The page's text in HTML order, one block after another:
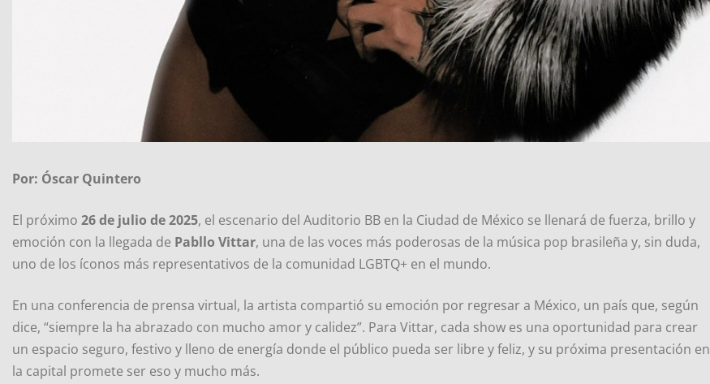
Por: Óscar Quintero
El próximo 26 de julio de 2025, el escenario del Auditorio BB en la Ciudad de México se llenará de fuerza, brillo y
emoción con la llegada de Pabllo Vittar, una de las voces más poderosas de la música pop brasileña y, sin duda,
uno de los íconos más representativos de la comunidad LGBTQ+ en el mundo.
En una conferencia de prensa virtual, la artista compartió su emoción por regresar a México, un país que, según
dice, “siempre la ha abrazado con mucho amor y calidez”. Para Vittar, cada show es una oportunidad para crear
un espacio seguro, festivo y lleno de energía donde el público pueda ser libre y feliz, y su próxima presentación en
la capital promete ser eso y mucho más.